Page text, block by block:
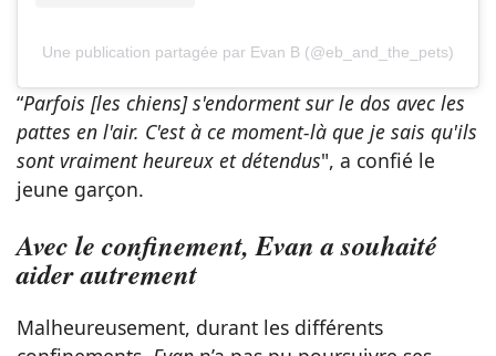
Une publication partagée par Evan B (@eb_and_the_pets)
“Parfois [les chiens] s'endorment sur le dos avec les
pattes en l'air. C'est à ce moment-là que je sais qu'ils
sont vraiment heureux et détendus", a confié le
jeune garçon.
Avec le confinement, Evan a souhaité
aider autrement
Malheureusement, durant les différents